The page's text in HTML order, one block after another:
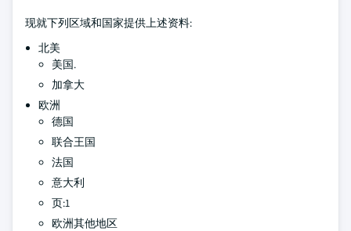
现就下列区域和国家提供上述资料:
北美
美国.
加拿大
欧洲
德国
联合王国
法国
意大利
页:1
欧洲其他地区